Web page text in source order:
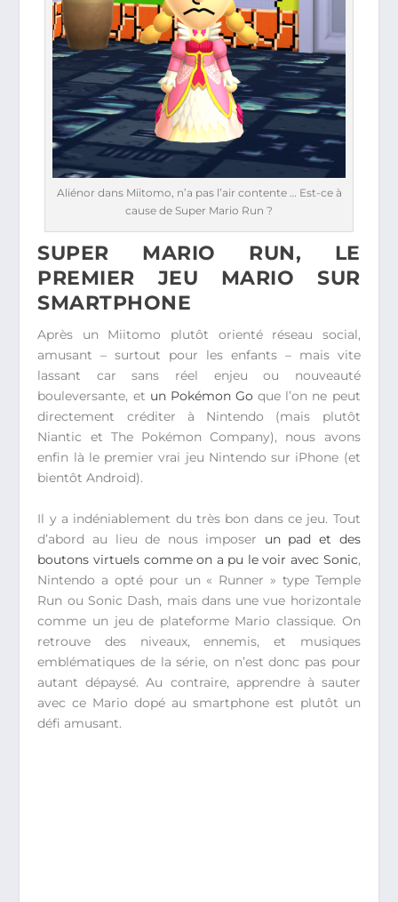
Aliénor dans Miitomo, n’a pas l’air contente … Est-ce à
cause de Super Mario Run ?
SUPER MARIO RUN, LE
PREMIER JEU MARIO SUR
SMARTPHONE
Après un Miitomo plutôt orienté réseau social,
amusant – surtout pour les enfants – mais vite
lassant car sans réel enjeu ou nouveauté
bouleversante, et un Pokémon Go que l’on ne peut
directement créditer à Nintendo (mais plutôt
Niantic et The Pokémon Company), nous avons
enfin là le premier vrai jeu Nintendo sur iPhone (et
bientôt Android).
Il y a indéniablement du très bon dans ce jeu. Tout
d’abord au lieu de nous imposer un pad et des
boutons virtuels comme on a pu le voir avec Sonic,
Nintendo a opté pour un « Runner » type Temple
Run ou Sonic Dash, mais dans une vue horizontale
comme un jeu de plateforme Mario classique. On
retrouve des niveaux, ennemis, et musiques
emblématiques de la série, on n’est donc pas pour
autant dépaysé. Au contraire, apprendre à sauter
avec ce Mario dopé au smartphone est plutôt un
défi amusant.